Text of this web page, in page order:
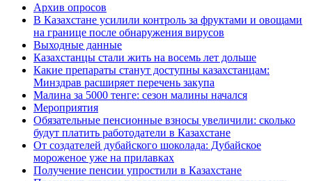
Архив опросов
В Казахстане усилили контроль за фруктами и овощами
на границе после обнаружения вирусов
Выходные данные
Казахстанцы стали жить на восемь лет дольше
Какие препараты станут доступны казахстанцам:
Минздрав расширяет перечень закупа
Малина за 5000 тенге: сезон малины начался
Мероприятия
Обязательные пенсионные взносы увеличили: сколько
будут платить работодатели в Казахстане
От создателей дубайского шоколада: Дубайское
мороженое уже на прилавках
Получение пенсии упростили в Казахстане